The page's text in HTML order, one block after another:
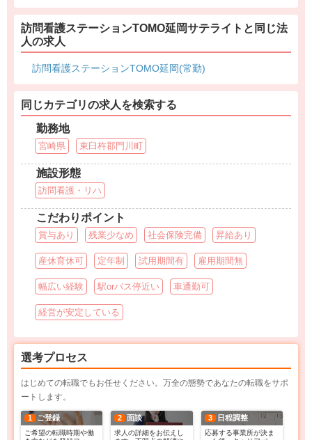
訪問看護ステーションTOMO延岡サテライトと同じ法
人の求人
訪問看護ステーションTOMO延岡(常勤)
同じカテゴリの求人を検索する
勤務地
宮崎県 東臼杵郡門川町
施設形態
訪問看護・リハ
こだわりポイント
賞与あり 残業少なめ 社会保険完備 昇給あり
産休育休可 定年制 試用期間有 雇用期間無
幅広い経験 駅orバス停近い 車通勤可
経営が安定している
選考プロセス
はじめての転職でもお任せください。万全の態勢であなたの転職をサポ
ートします。
1 ご登録
ご希望の転職時期や働
2 面談
求人の詳細をお伝えし
3 日程調整
応募する事業所が決ま